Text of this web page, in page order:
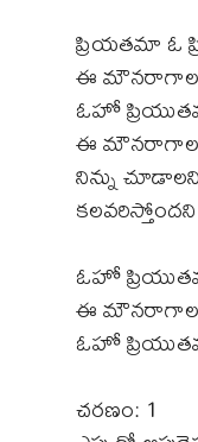
ప్రియతమా ఓ
ఈ
ఓహో
ఈ
నిన్ను
ఓహో
ఈ
ఓహో
చరణం: 1